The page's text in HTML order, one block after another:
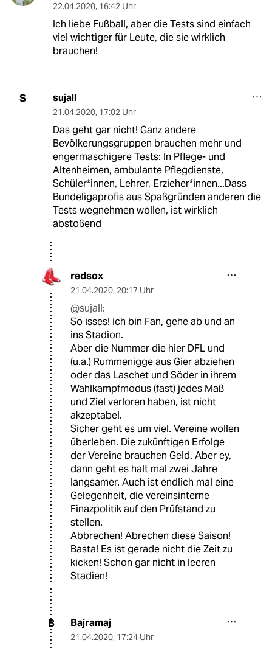
22.04.2020, 16:42 Uhr
Ich liebe Fußball, aber die Tests sind einfach
viel wichtiger für Leute, die sie wirklich
brauchen!
S sujall
21.04.2020, 17:02 Uhr
Das geht gar nicht! Ganz andere
Bevölkerungsgruppen brauchen mehr und
engermaschigere Tests: In Pflege- und
Altenheimen, ambulante Pflegdienste,
Schüler*innen, Lehrer, Erzieher*innen...Dass
Bundeligaprofis aus Spaßgründen anderen die
Tests wegnehmen wollen, ist wirklich
abstoßend
redsox
21.04.2020, 20:17 Uhr
@sujall:
So isses! ich bin Fan, gehe ab und an
ins Stadion.
Aber die Nummer die hier DFL und
(u.a.) Rummenigge aus Gier abziehen
oder das Laschet und Söder in ihrem
Wahlkampfmodus (fast) jedes Maß
und Ziel verloren haben, ist nicht
akzeptabel.
Sicher geht es um viel. Vereine wollen
überleben. Die zukünftigen Erfolge
der Vereine brauchen Geld. Aber ey,
dann geht es halt mal zwei Jahre
langsamer. Auch ist endlich mal eine
Gelegenheit, die vereinsinterne
Finazpolitik auf den Prüfstand zu
stellen.
Abbrechen! Abrechen diese Saison!
Basta! Es ist gerade nicht die Zeit zu
kicken! Schon gar nicht in leeren
Stadien!
B Bajramaj
21.04.2020, 17:24 Uhr